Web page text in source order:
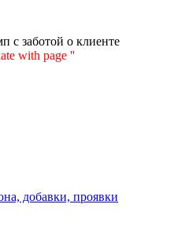
с заботой о клиенте
with page ''
добавки, проявки